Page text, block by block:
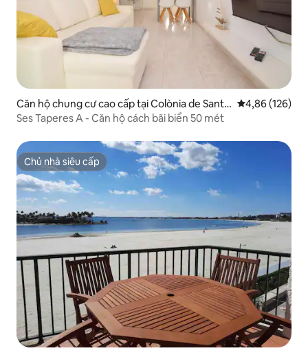
Căn hộ chung cư cao cấp tại Colònia de Sant
Pere
Xếp hạng
4,86 (126)
Ses Taperes A - Căn hộ cách bãi biển 50 mét
Chủ nhà siêu cấp
Chủ nhà siêu cấp